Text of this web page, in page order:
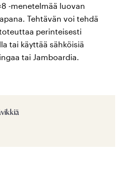
-menetelmää luovan
Tehtävän voi tehdä
perinteisesti
tai käyttää sähköisiä
tai Jamboardia.